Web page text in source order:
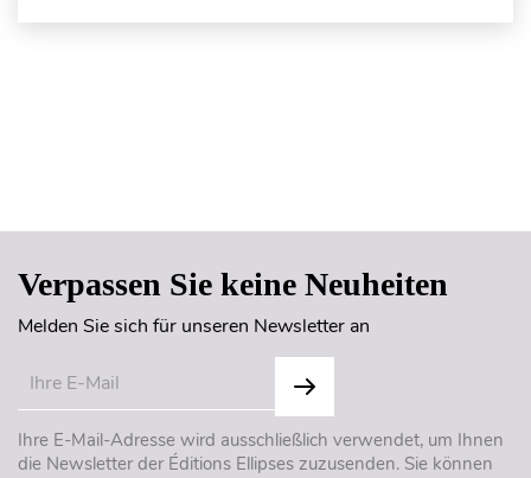
Verpassen Sie keine Neuheiten
Melden Sie sich für unseren Newsletter an
Ihre E-Mail-Adresse wird ausschließlich verwendet, um Ihnen
die Newsletter der Éditions Ellipses zuzusenden. Sie können